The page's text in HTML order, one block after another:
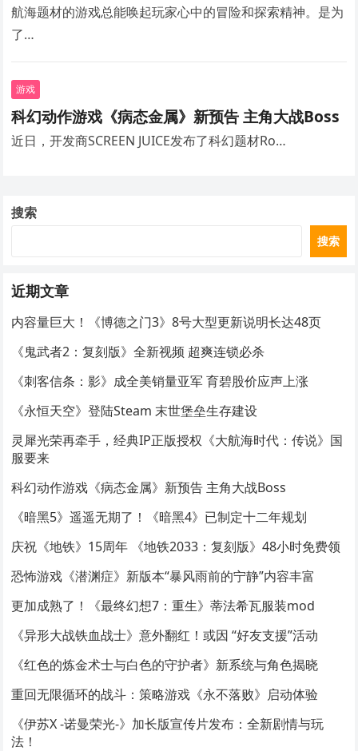
航海题材的游戏总能唤起玩家心中的冒险和探索精神。是为
了…
游戏
科幻动作游戏《病态金属》新预告 主角大战Boss
近日，开发商SCREEN JUICE发布了科幻题材Ro…
搜索
搜索
近期文章
内容量巨大！《博德之门3》8号大型更新说明长达48页
《鬼武者2：复刻版》全新视频 超爽连锁必杀
《刺客信条：影》成全美销量亚军 育碧股价应声上涨
《永恒天空》登陆Steam 末世堡垒生存建设
灵犀光荣再牵手，经典IP正版授权《大航海时代：传说》国
服要来
科幻动作游戏《病态金属》新预告 主角大战Boss
《暗黑5》遥遥无期了！《暗黑4》已制定十二年规划
庆祝《地铁》15周年 《地铁2033：复刻版》48小时免费领
恐怖游戏《潜渊症》新版本“暴风雨前的宁静”内容丰富
更加成熟了！《最终幻想7：重生》蒂法希瓦服装mod
《异形大战铁血战士》意外翻红！或因 “好友支援”活动
《红色的炼金术士与白色的守护者》新系统与角色揭晓
重回无限循环的战斗：策略游戏《永不落败》启动体验
《伊苏X -诺曼荣光-》加长版宣传片发布：全新剧情与玩
法！